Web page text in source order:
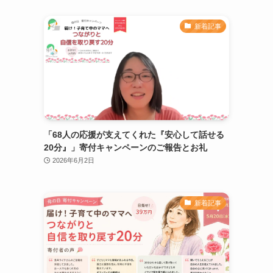
新着記事
「68人の応援が支えてくれた『安心して話せる
20分』」寄付キャンペーンのご報告とお礼
2026年6月2日
新着記事